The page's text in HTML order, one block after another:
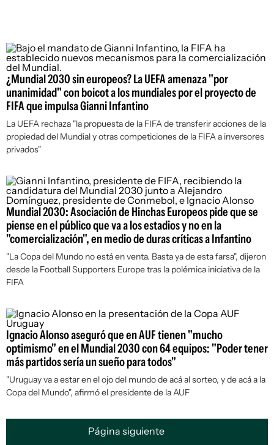
¿Mundial 2030 sin europeos? La UEFA amenaza "por
unanimidad" con boicot a los mundiales por el proyecto de
FIFA que impulsa Gianni Infantino
La UEFA rechaza "la propuesta de la FIFA de transferir acciones de la
propiedad del Mundial y otras competiciones de la FIFA a inversores
privados"
Mundial 2030: Asociación de Hinchas Europeos pide que se
piense en el público que va a los estadios y no en la
"comercialización", en medio de duras críticas a Infantino
"La Copa del Mundo no está en venta. Basta ya de esta farsa", dijeron
desde la Football Supporters Europe tras la polémica iniciativa de la
FIFA
Ignacio Alonso aseguró que en AUF tienen "mucho
optimismo" en el Mundial 2030 con 64 equipos: "Poder tener
más partidos sería un sueño para todos"
"Uruguay va a estar en el ojo del mundo de acá al sorteo, y de acá a la
Copa del Mundo", afirmó el presidente de la AUF
Página siguiente